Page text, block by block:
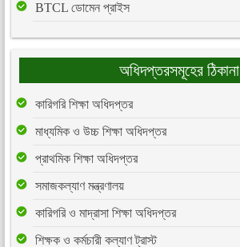
BTCL ডোমেন প্রাইস
অধিদপ্তরসমূহের ঠিকানা
কারিগরি শিক্ষা অধিদপ্তর
মাধ্যমিক ও উচ্চ শিক্ষা অধিদপ্তর
প্রাথমিক শিক্ষা অধিদপ্তর
সমাজকল্যাণ মন্ত্রণালয়
কারিগরি ও মাদ্রাসা শিক্ষা অধিদপ্তর
শিক্ষক ও কর্মচারী কল্যাণ ট্রাস্ট